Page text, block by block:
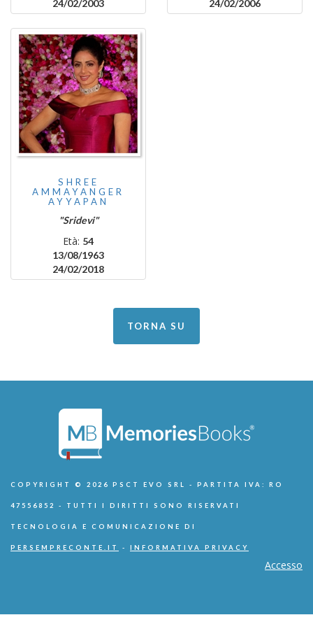
24/02/2003
24/02/2006
SHREE
AMMAYANGER
AYYAPAN
"Sridevi"
Età: 54
13/08/1963
24/02/2018
TORNA SU
COPYRIGHT © 2026 PSCT EVO SRL - PARTITA IVA: RO
47556852 - TUTTI I DIRITTI SONO RISERVATI
TECNOLOGIA E COMUNICAZIONE DI
PERSEMPRECONTE.IT - INFORMATIVA PRIVACY
Accesso